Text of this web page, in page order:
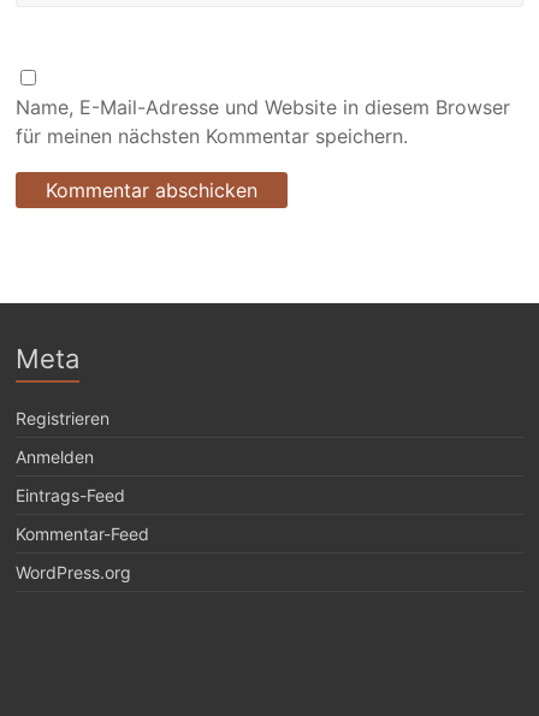
Name, E-Mail-Adresse und Website in diesem Browser
für meinen nächsten Kommentar speichern.
Meta
Registrieren
Anmelden
Eintrags-Feed
Kommentar-Feed
WordPress.org